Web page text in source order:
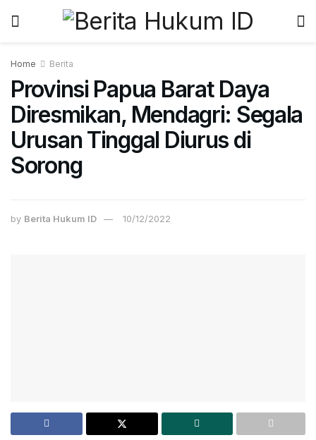
Home Berita
Provinsi Papua Barat Daya
Diresmikan, Mendagri: Segala
Urusan Tinggal Diurus di
Sorong
by Berita Hukum ID 10/12/2022